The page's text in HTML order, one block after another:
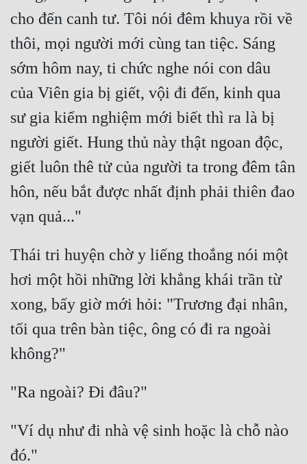
Đẹp
Đẹp Hiệp
Tính Cách Nhân Vật :
Cơ Trí
Sát Phạt Quyết Đoán
Vô Sỉ
Điềm Đạm
cho đến canh tư. Tôi nói đêm khuya rồi về
thôi, mọi người mới cùng tan tiệc. Sáng
sớm hôm nay, ti chức nghe nói con dâu
của Viên gia bị giết, vội đi đến, kinh qua
sư gia kiểm nghiệm mới biết thì ra là bị
người giết. Hung thủ này thật ngoan độc,
giết luôn thê tử của người ta trong đêm tân
hôn, nếu bắt được nhất định phải thiên đao
Thái tri huyện chờ y liếng thoắng nói một
hơi một hồi những lời khẳng khái trần từ
xong, bấy giờ mới hỏi: "Trương đại nhân,
tối qua trên bàn tiệc, ông có đi ra ngoài
"Ví dụ như đi nhà vệ sinh hoặc là chỗ nào